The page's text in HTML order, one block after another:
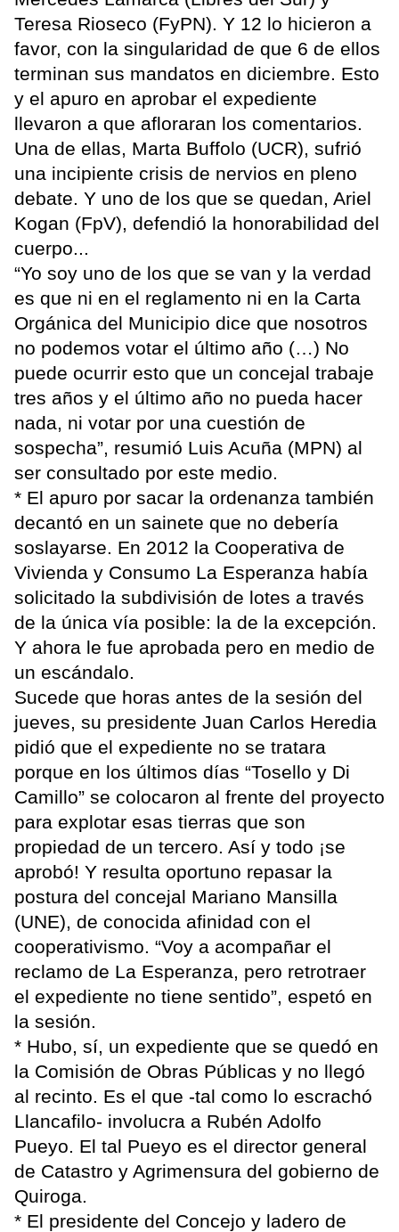
Teresa Rioseco (FyPN). Y 12 lo hicieron a
favor, con la singularidad de que 6 de ellos
terminan sus mandatos en diciembre. Esto
y el apuro en aprobar el expediente
llevaron a que afloraran los comentarios.
Una de ellas, Marta Buffolo (UCR), sufrió
una incipiente crisis de nervios en pleno
debate. Y uno de los que se quedan, Ariel
Kogan (FpV), defendió la honorabilidad del
cuerpo...
“Yo soy uno de los que se van y la verdad
es que ni en el reglamento ni en la Carta
Orgánica del Municipio dice que nosotros
no podemos votar el último año (…) No
puede ocurrir esto que un concejal trabaje
tres años y el último año no pueda hacer
nada, ni votar por una cuestión de
sospecha”, resumió Luis Acuña (MPN) al
ser consultado por este medio.
* El apuro por sacar la ordenanza también
decantó en un sainete que no debería
soslayarse. En 2012 la Cooperativa de
Vivienda y Consumo La Esperanza había
solicitado la subdivisión de lotes a través
de la única vía posible: la de la excepción.
Y ahora le fue aprobada pero en medio de
un escándalo.
Sucede que horas antes de la sesión del
jueves, su presidente Juan Carlos Heredia
pidió que el expediente no se tratara
porque en los últimos días “Tosello y Di
Camillo” se colocaron al frente del proyecto
para explotar esas tierras que son
propiedad de un tercero. Así y todo ¡se
aprobó! Y resulta oportuno repasar la
postura del concejal Mariano Mansilla
(UNE), de conocida afinidad con el
cooperativismo. “Voy a acompañar el
reclamo de La Esperanza, pero retrotraer
el expediente no tiene sentido”, espetó en
la sesión.
* Hubo, sí, un expediente que se quedó en
la Comisión de Obras Públicas y no llegó
al recinto. Es el que -tal como lo escrachó
Llancafilo- involucra a Rubén Adolfo
Pueyo. El tal Pueyo es el director general
de Catastro y Agrimensura del gobierno de
Quiroga.
* El presidente del Concejo y ladero de